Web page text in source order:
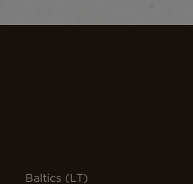
Baltics (LT)